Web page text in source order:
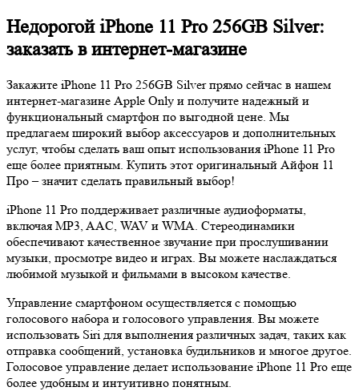
Недорогой iPhone 11 Pro 256GB Silver:
заказать в интернет-магазине
Закажите iPhone 11 Pro 256GB Silver прямо сейчас в нашем
интернет-магазине Apple Only и получите надежный и
функциональный смартфон по выгодной цене. Мы
предлагаем широкий выбор аксессуаров и дополнительных
услуг, чтобы сделать ваш опыт использования iPhone 11 Pro
еще более приятным. Купить этот оригинальный Айфон 11
Про – значит сделать правильный выбор!
iPhone 11 Pro поддерживает различные аудиоформаты,
включая MP3, AAC, WAV и WMA. Стереодинамики
обеспечивают качественное звучание при прослушивании
музыки, просмотре видео и играх. Вы можете наслаждаться
любимой музыкой и фильмами в высоком качестве.
Управление смартфоном осуществляется с помощью
голосового набора и голосового управления. Вы можете
использовать Siri для выполнения различных задач, таких как
отправка сообщений, установка будильников и многое другое.
Голосовое управление делает использование iPhone 11 Pro еще
более удобным и интуитивно понятным.